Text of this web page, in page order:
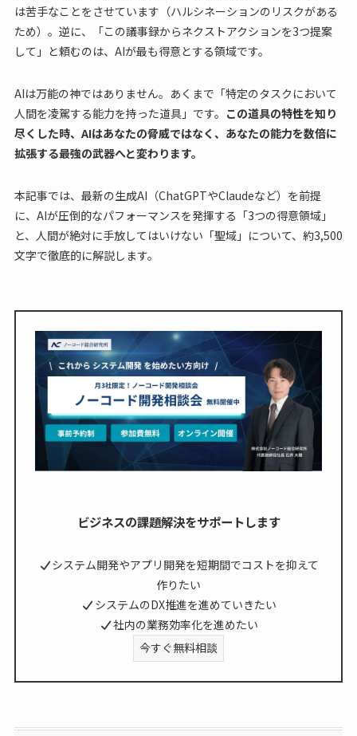
は苦手なことをさせています（ハルシネーションのリスクがある
ため）。逆に、「この議事録からネクストアクションを3つ提案
して」と頼むのは、AIが最も得意とする領域です。
AIは万能の神ではありません。あくまで「特定のタスクにおいて
人間を凌駕する能力を持った道具」です。 この道具の特性を知り
尽くした時、AIはあなたの脅威ではなく、あなたの能力を数倍に
拡張する最強の武器へと変わります。
本記事では、最新の生成AI（ChatGPTやClaudeなど）を前提
に、AIが圧倒的なパフォーマンスを発揮する「3つの得意領域」
と、人間が絶対に手放してはいけない「聖域」について、約3,500
文字で徹底的に解説します。
ビジネスの課題解決をサポートします
システム開発やアプリ開発を短期間でコストを抑えて
作りたい
システムのDX推進を進めていきたい
社内の業務効率化を進めたい
今すぐ無料相談